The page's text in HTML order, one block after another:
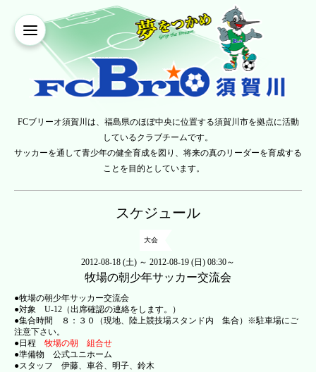
FCブリーオ須賀川は、福島県のほぼ中央に位置する須賀川市を拠点に活動
しているクラブチームです。
サッカーを通して青少年の健全育成を図り、将来の真のリーダーを育成する
ことを目的としています。
スケジュール
大会
2012-08-18 (土) ～ 2012-08-19 (日) 08:30～
牧場の朝少年サッカー交流会
●牧場の朝少年サッカー交流会
●対象 U-12（出席確認の連絡をします。）
●集合時間 ８：３０（現地、陸上競技場スタンド内 集合）※駐車場にご
注意下さい。
●日程 牧場の朝 組合せ
●準備物 公式ユニホーム
●スタッフ 伊藤、車谷、明子、鈴木